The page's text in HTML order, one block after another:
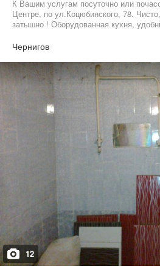
К Вашим услугам посуточно или
Центре, по ул.Коцюбинского, 78.
затышно ! Оборудованная кухня,
1час - 300грн. 2-4часа 400-500грн.
выходные и праздники цена
Мы ждём именно Вас !
Чернигов
12